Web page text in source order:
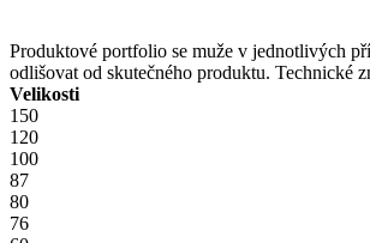
Produktové portfolio se muže v jednotlivých
odlišovat od skutečného produktu. Technické
Velikosti
150
120
100
87
80
76